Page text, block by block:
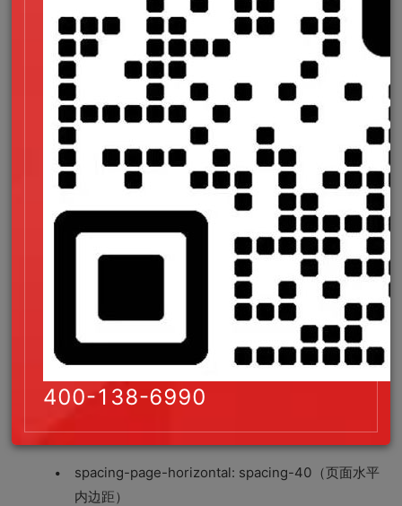
字号令牌：font-size-16: 16px
间距令牌：spacing-24: 24px
圆角令牌：radius-8: 8px
阴影令牌：shadow-md: 0 2px 8px
rgba(0,0,0,0.08)
基础令牌对应品牌 VI 手册中的基础规范，是整个体系的基石，
变更频率最低。
第二层：语义令牌（Semantic Tokens）
语义令牌基于基础令牌定义，但赋予了业务含义，描述 "用在哪
color-brand-primary: color-blue-500（品牌主
color-text-primary: color-gray-900（一级文本
色）
spacing-page-horizontal: spacing-40（页面水平
内边距）
400-138-6990